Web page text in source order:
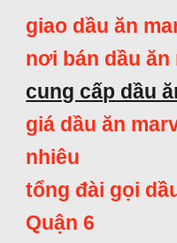
giao dầu ăn
nơi bán dầu ăn
cung cấp dầu
giá dầu ăn
nhiêu
tổng đài gọi
Quận 6